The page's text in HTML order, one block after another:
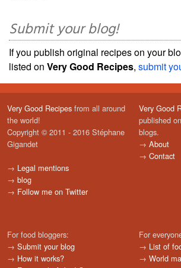
Submit your blog!
If you publish original recipes on your
listed on Very Good Recipes, submit
Very Good Recipes from all around
the world!
Copyright © 2011 - 2016 Stéphane
Gigandet
→ Legal mentions
→ blog
→ Follow me on Twitter
Very Good
published
blogs.
→ About
→ Contact
For food bloggers:
→ Submit your blog
→ How it works?
For
→ List of
→ World